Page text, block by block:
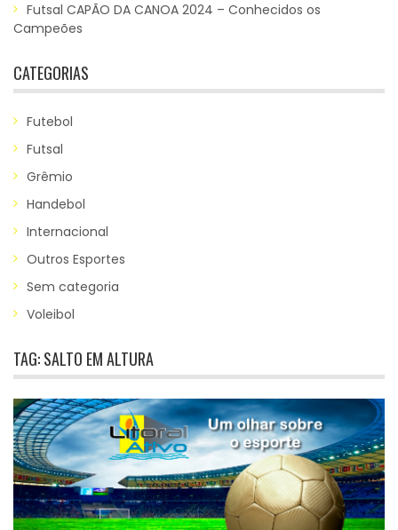
Futsal CAPÃO DA CANOA 2024 – Conhecidos os
Campeões
CATEGORIAS
Futebol
Futsal
Grêmio
Handebol
Internacional
Outros Esportes
Sem categoria
Voleibol
TAG:SALTO EM ALTURA